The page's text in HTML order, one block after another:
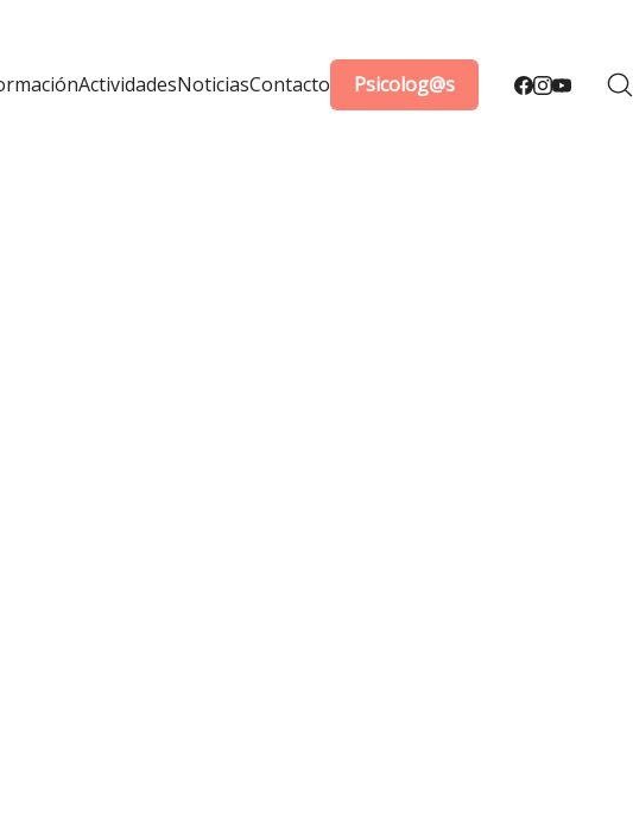
ActividadesNoticiasContacto Psicolog@s